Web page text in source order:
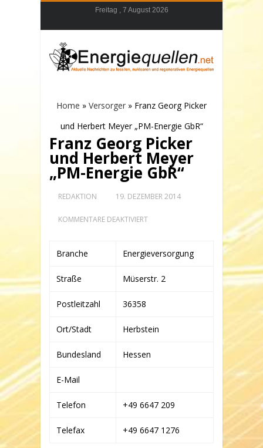
Freitag , 7 August 2026
Home » Versorger » Franz Georg Picker
und Herbert Meyer „PM-Energie GbR“
Franz Georg Picker
und Herbert Meyer
„PM-Energie GbR“
REDAKTION 19. DEZEMBER 2014
KOMMENTARE DEAKTIVIERTFÜR
UND
MEYER
„PM-
Branche Energieversorgung
Straße Müserstr. 2
Postleitzahl 36358
Ort/Stadt Herbstein
Bundesland Hessen
E-Mail
Telefon +49 6647 209
Telefax +49 6647 1276